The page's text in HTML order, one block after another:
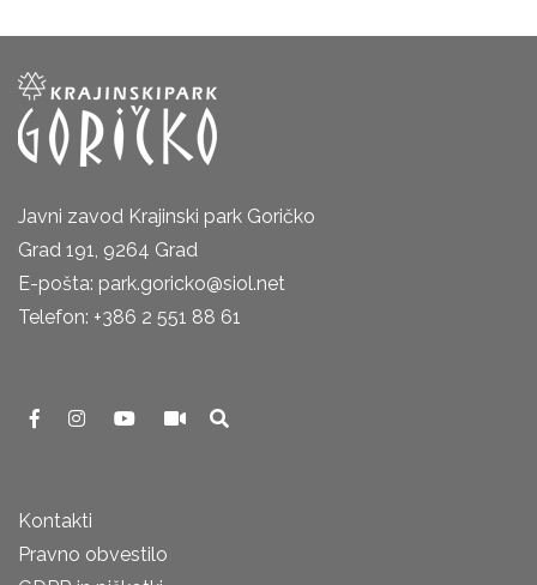
Javni zavod Krajinski park Goričko
Grad 191, 9264 Grad
E-pošta: park.goricko@siol.net
Telefon: +386 2 551 88 61
Kontakti
Pravno obvestilo